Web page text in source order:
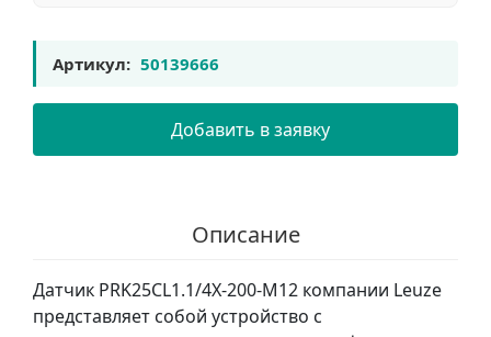
Артикул: 50139666
Добавить в заявку
Описание
Датчик PRK25CL1.1/4X-200-M12 компании Leuze
представляет собой устройство с